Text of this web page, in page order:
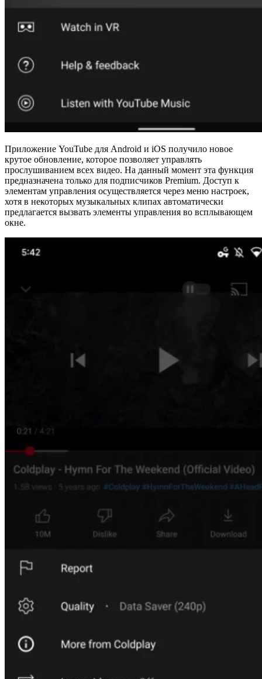
Приложение YouTube для Android и iOS получило новое
крутое обновление, которое позволяет управлять
прослушиванием всех видео. На данный момент эта функция
предназначена только для подписчиков Premium. Доступ к
элементам управления осуществляется через меню настроек,
хотя в некоторых музыкальных клипах автоматически
предлагается вызвать элементы управления во всплывающем
окне.